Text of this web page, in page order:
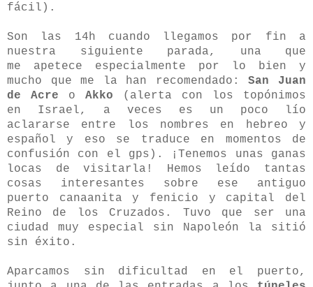
fácil).
Son las 14h cuando llegamos por fin a
nuestra siguiente parada, una que
me apetece especialmente por lo bien y
mucho que me la han recomendado:San Juan
de Acre o Akko (alerta con los topónimos
en Israel, a veces es un poco lío
aclararse entre los nombres en hebreo y
español y eso se traduce en momentos de
confusión con el gps). ¡Tenemos unas ganas
locas de visitarla! Hemos leído tantas
cosas interesantes sobre ese antiguo
puerto canaanita y fenicio y capital del
Reino de los Cruzados. Tuvo que ser una
ciudad muy especial sin Napoleón la sitió
sin éxito.
Aparcamos sin dificultad en el puerto,